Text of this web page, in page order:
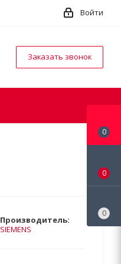
Войти
Заказать звонок
Производитель:
SIEMENS
0
0
0